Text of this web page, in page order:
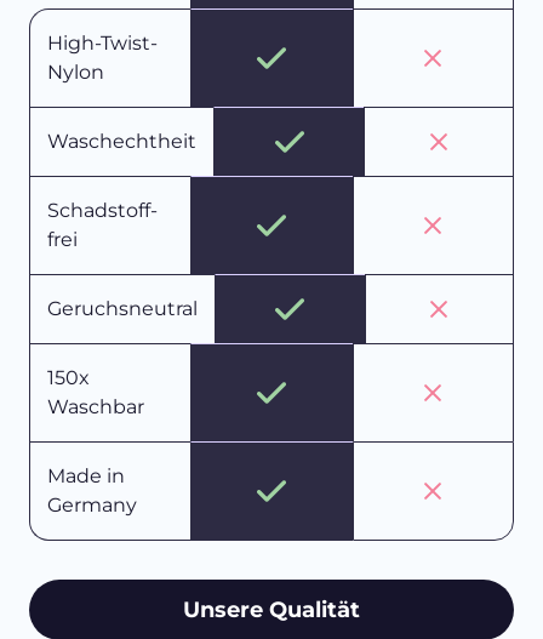
High-Twist-
Nylon
Waschechtheit
Schadstoff-
frei
Geruchsneutral
150x
Waschbar
Made in
Germany
Unsere Qualität